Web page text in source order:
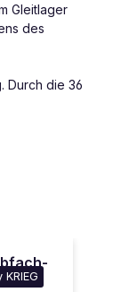
Gleitlager
des
Durch die 36